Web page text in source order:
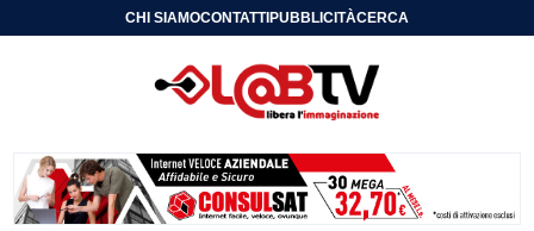
CHI SIAMOCONTATTIPUBBLICITÀCERCA